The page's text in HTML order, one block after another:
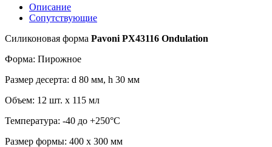
Описание
Сопутствующие
Силиконовая форма Pavoni PX43116 Ondulation
Форма: Пирожное
Размер десерта: d 80 мм, h 30 мм
Объем: 12 шт. х 115 мл
Температура: -40 до +250°C
Размер формы: 400 x 300 мм